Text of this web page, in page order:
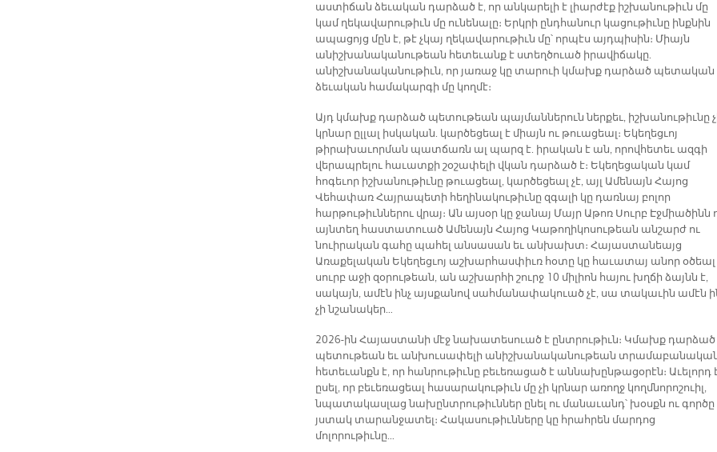
աստիճան ձեւական դարձած է, որ անկարելի է լիարժէք իշխանութիւն մը
կամ ղեկավարութիւն մը ունենալը։ Երկրի ընդհանուր կացութիւնը ինքնին
ապացոյց մըն է, թէ չկայ ղեկավարութիւն մը՝ որպէս այդպիսին։ Միայն
անիշխանականութեան հետեւանք է ստեղծուած իրավիճակը.
անիշխանականութիւն, որ յառաջ կը տարուի կմախք դարձած պետական
ձեւական համակարգի մը կողմէ։
Այդ կմախք դարձած պետութեան պայմաններուն ներքեւ, իշխանութիւնը
կրնար ըլլալ իսկական. կարծեցեալ է միայն ու թուացեալ։ Եկեղեցւոյ
թիրախաւորման պատճառն ալ պարզ է. իրական է ան, որովհետեւ ազգի
վերապրելու հաւատքի շօշափելի վկան դարձած է։ Եկեղեցական կամ
հոգեւոր իշխանութիւնը թուացեալ, կարծեցեալ չէ, այլ Ամենայն Հայոց
Վեհափառ Հայրապետի հեղինակութիւնը զգալի կը դառնայ բոլոր
հարթութիւններու վրայ։ Ան այսօր կը ջանայ Մայր Աթոռ Սուրբ Էջմիածինն
այնտեղ հաստատուած Ամենայն Հայոց Կաթողիկոսութեան անշարժ ու
նուիրական գահը պահել անսասան եւ անխախտ։ Հայաստանեայց
Առաքելական Եկեղեցւոյ աշխարհասփիւռ հօտը կը հաւատայ անոր օծեալ
սուրբ աջի զօրութեան, ան աշխարհի շուրջ 10 միլիոն հայու խղճի ձայնն է,
սակայն, ամէն ինչ այսքանով սահմանափակուած չէ, սա տակաւին ամէն
չի նշանակեր…
2026-ին Հայաստանի մէջ նախատեսուած է ընտրութիւն։ Կմախք դարձած
պետութեան եւ անխուսափելի անիշխանականութեան
հետեւանքն է, որ հանրութիւնը բեւեռացած է աննախընթացօրէն։ Աւելորդ
ըսել, որ բեւեռացեալ հասարակութիւն մը չի կրնար առողջ կողմնորոշուիլ,
նպատակասլաց նախընտրութիւններ ընել ու մանաւանդ՝ խօսքն ու գործը
յստակ տարանջատել։ Հակասութիւնները կը հրահրեն մարդոց
մոլորութիւնը…